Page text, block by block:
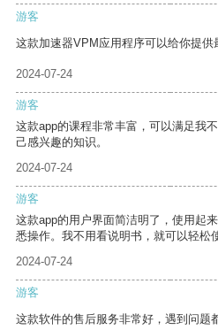
游客
这款加速器VPM应用程序可以给你提供
2024-07-24
游客
这款app的课程非常丰富，可以满足我
己感兴趣的知识。
2024-07-24
游客
这款app的用户界面简洁明了，使用起
悉操作。我不用看说明书，就可以轻松
2024-07-24
游客
这款软件的售后服务非常好，遇到问题